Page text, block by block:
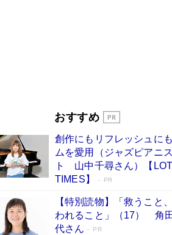
開発への関心を押し上げた18年の物語に幕
Book Bang
「不意に涙が出そうに…」高嶋政伸が明かし
た“13歳の娘を暴行する役”への葛藤 インテ
シーコーディネーターに支えられたNHK『大
Book Bang
おすすめ
創作にもリフレッシュに
ムを愛用（ジャズピアニス
ト 山中千尋さん）【
TIMES】
PR
【特別読物】「救うこと
われること」（17） 角
代さん
PR